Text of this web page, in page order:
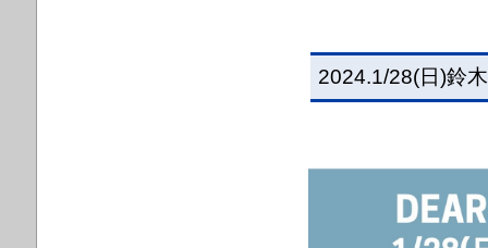
2024.1/28(日)鈴